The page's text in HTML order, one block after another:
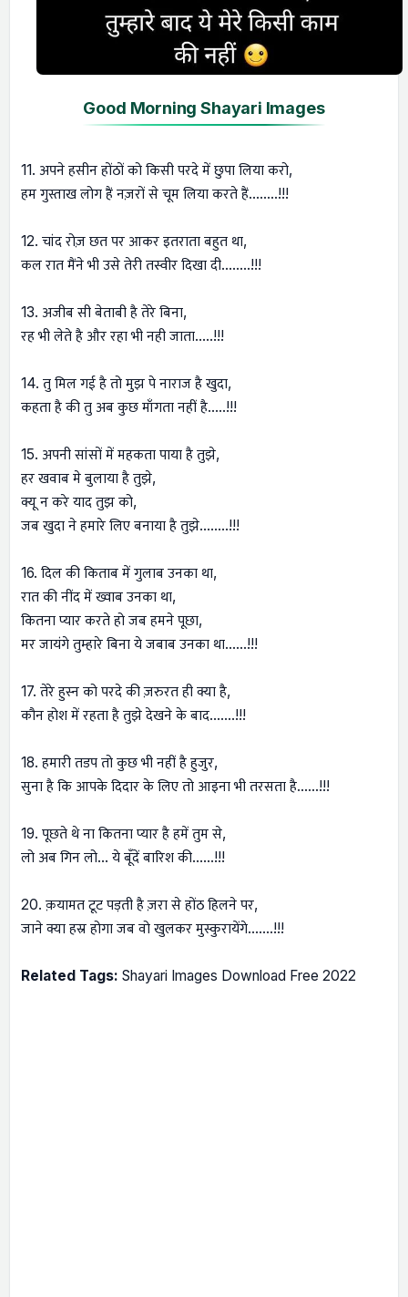
Good Morning Shayari Images
11. अपने हसीन होंठों को किसी परदे में छुपा लिया करो,
हम गुस्ताख लोग हैं नज़रों से चूम लिया करते हैं........!!!
12. चांद रोज़ छत पर आकर इतराता बहुत था,
कल रात मैंने भी उसे तेरी तस्वीर दिखा दी........!!!
13. अजीब सी बेताबी है तेरे बिना,
रह भी लेते है और रहा भी नही जाता…..!!!
14. तु मिल गई है तो मुझ पे नाराज है खुदा,
कहता है की तु अब कुछ माँगता नहीं है.....!!!
15. अपनी सांसों में महकता पाया है तुझे,
हर खवाब मे बुलाया है तुझे,
क्यू न करे याद तुझ को,
जब खुदा ने हमारे लिए बनाया है तुझे........!!!
16. दिल की किताब में गुलाब उनका था,
रात की नींद में ख्वाब उनका था,
कितना प्यार करते हो जब हमने पूछा,
मर जायंगे तुम्हारे बिना ये जबाब उनका था......!!!
17. तेरे हुस्न को परदे की ज़रुरत ही क्या है,
कौन होश में रहता है तुझे देखने के बाद…....!!!
18. हमारी तडप तो कुछ भी नहीं है हुजुर,
सुना है कि आपके दिदार के लिए तो आइना भी तरसता है…...!!!
19. पूछते थे ना कितना प्यार है हमें तुम से,
लो अब गिन लो… ये बूँदें बारिश की…...!!!
20. क़यामत टूट पड़ती है ज़रा से होंठ हिलने पर,
जाने क्या हस्र होगा जब वो खुलकर मुस्कुरायेंगे.......!!!
Related Tags: Shayari Images Download Free 2022